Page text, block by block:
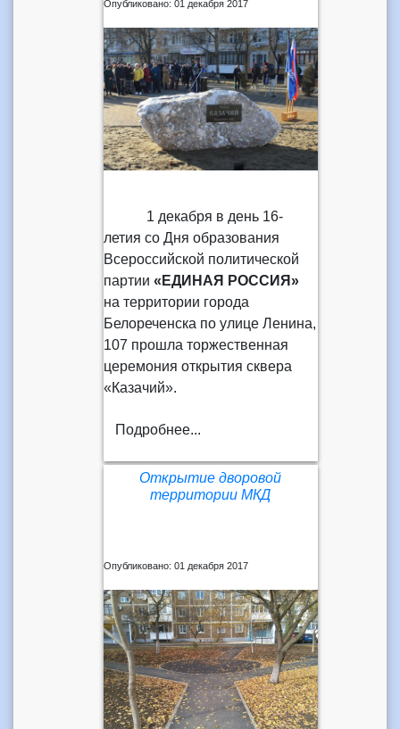
Опубликовано: 01 декабря 2017
1 декабря в день 16-
летия со Дня образования
Всероссийской политической
партии «ЕДИНАЯ РОССИЯ»
на территории города
Белореченска по улице Ленина,
107 прошла торжественная
церемония открытия сквера
«Казачий».
Подробнее...
Открытие дворовой
территории МКД
Опубликовано: 01 декабря 2017